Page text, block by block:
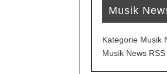
Musik
Kategorie Musik
Musik News